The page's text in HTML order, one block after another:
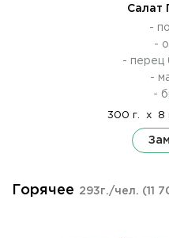
Салат
-
-
- перец
-
-
300 г. x 8
Горячее 293г./чел. (11